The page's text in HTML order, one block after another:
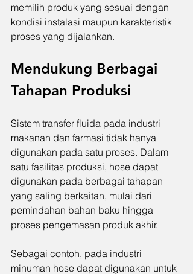
memilih produk yang sesuai dengan
kondisi instalasi maupun karakteristik
proses yang dijalankan.
Mendukung Berbagai
Tahapan Produksi
Sistem transfer fluida pada industri
makanan dan farmasi tidak hanya
digunakan pada satu proses. Dalam
satu fasilitas produksi, hose dapat
digunakan pada berbagai tahapan
yang saling berkaitan, mulai dari
pemindahan bahan baku hingga
proses pengemasan produk akhir.
Sebagai contoh, pada industri
minuman hose dapat digunakan untuk